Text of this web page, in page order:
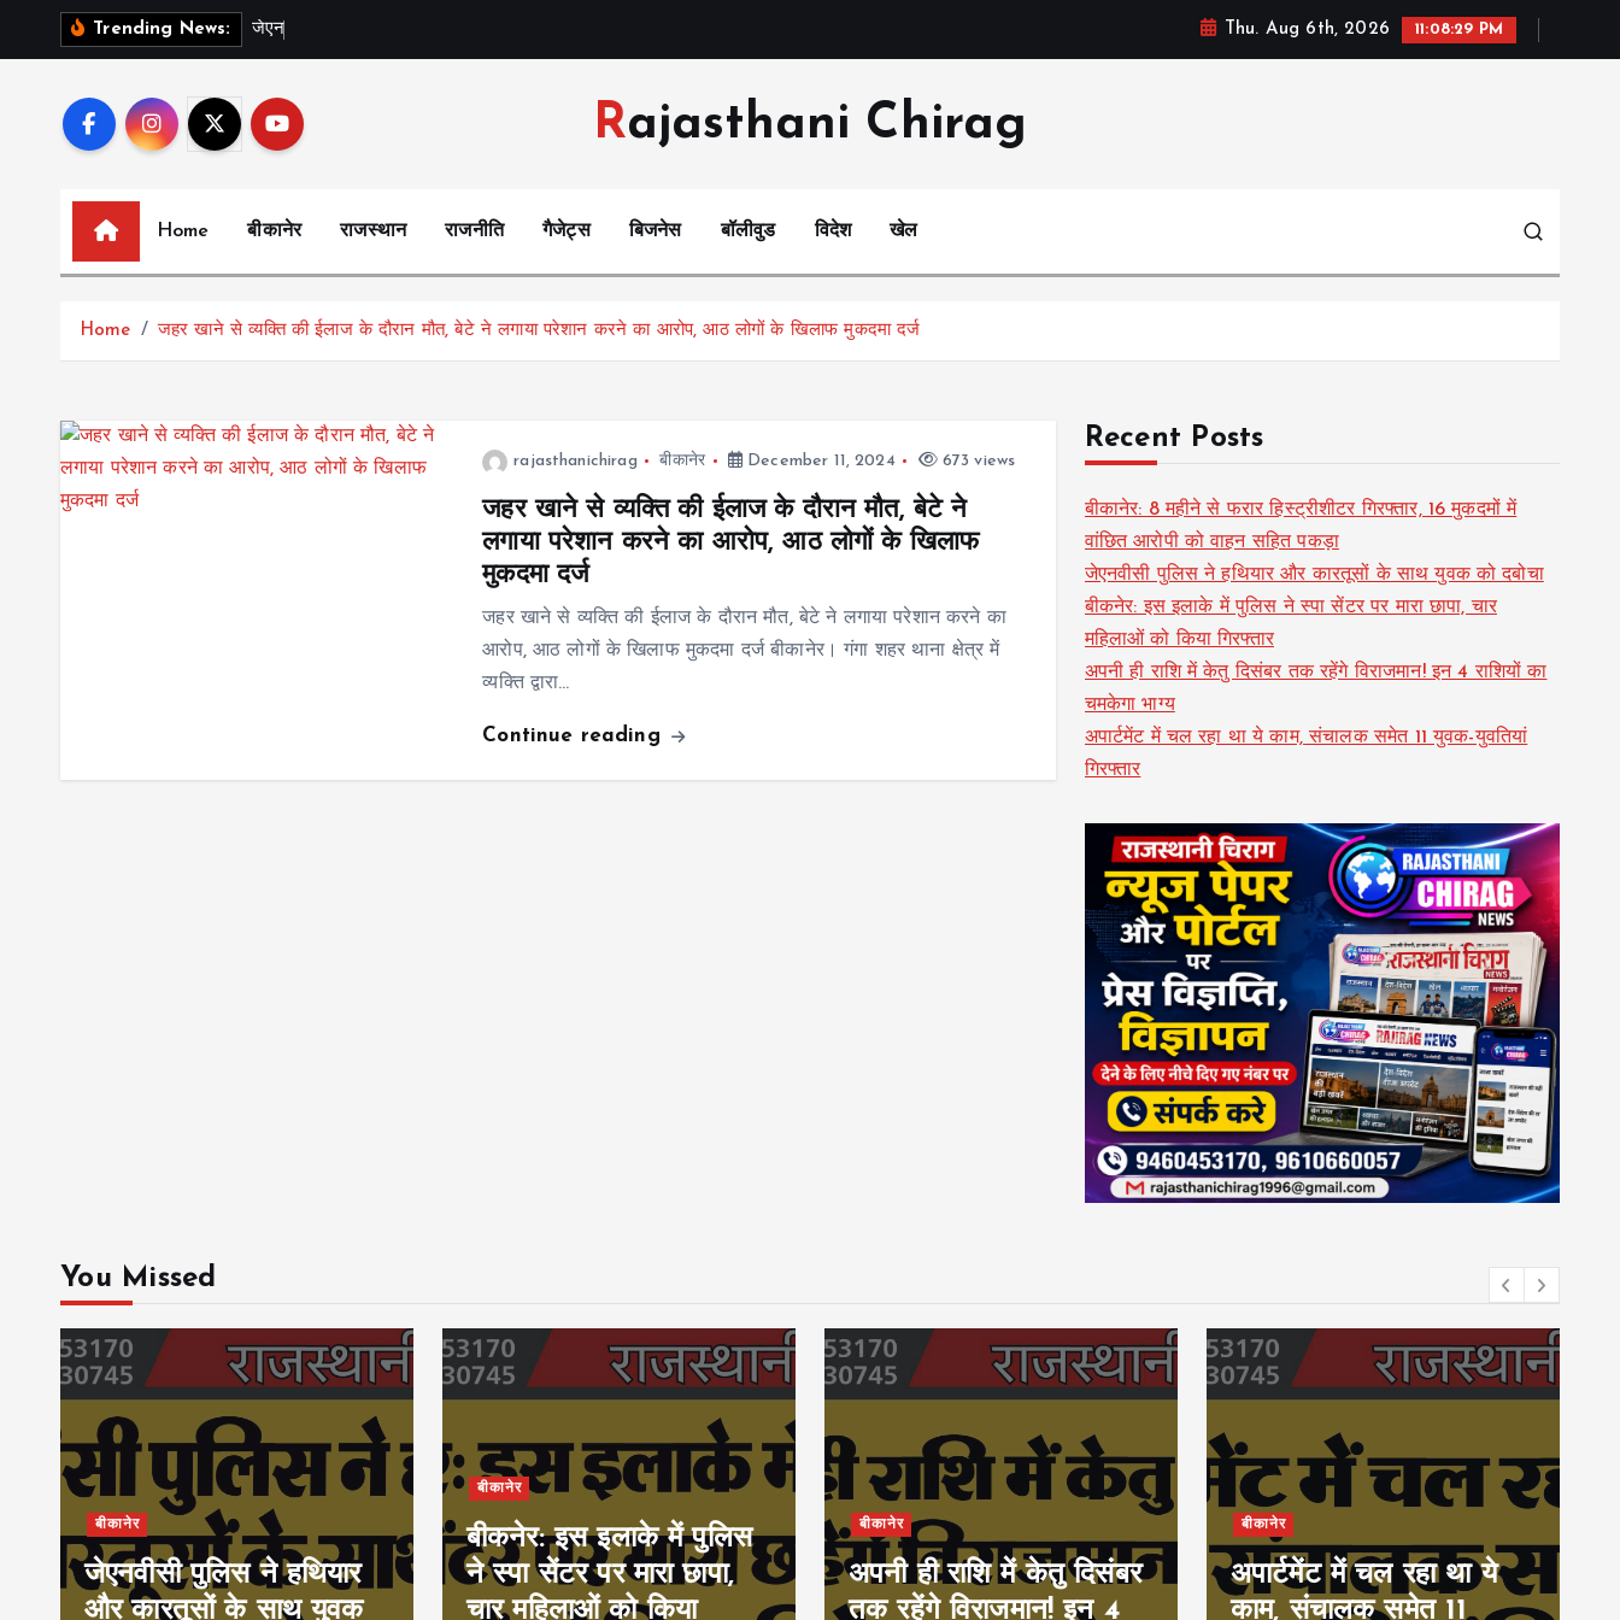
Trending News: जएन Thu. Aug 6th, 2026 11:08:29 PM
Rajasthani Chirag
Home बीकानेर राजस्थान राजनीति गैजेट्स बिजनेस बॉलीवुड विदेश खेल
Home जहर खाने से व्यक्ति की ईलाज के दौरान मौत, बेटे ने लगाया परेशान करने का आरोप, आठ लोगों के खिलाफ मुकदमा दर्ज
rajasthanichirag बीकानेर December 11, 2024 673 views
जहर खाने से व्यक्ति की ईलाज के दौरान मौत, बेटे ने
लगाया परेशान करने का आरोप, आठ लोगों के खिलाफ
मुकदमा दर्ज
जहर खाने से व्यक्ति की ईलाज के दौरान मौत, बेटे ने लगाया परेशान करने का
आरोप, आठ लोगों के खिलाफ मुकदमा दर्ज बीकानेर। गंगा शहर थाना क्षेत्र में
व्यक्ति द्वारा…
Continue reading
Recent Posts
बीकानेर: 8 महीने से फरार हिस्ट्रीशीटर गिरफ्तार, 16 मुकदमों में
वांछित आरोपी को वाहन सहित पकड़ा
जेएनवीसी पुलिस ने हथियार और कारतूसों के साथ युवक को दबोचा
बीकनेर: इस इलाके में पुलिस ने स्पा सेंटर पर मारा छापा, चार
महिलाओं को किया गिरफ्तार
अपनी ही राशि में केतु दिसंबर तक रहेंगे विराजमान! इन 4 राशियों का
चमकेगा भाग्य
अपार्टमेंट में चल रहा था ये काम, संचालक समेत 11 युवक-युवतियां
गिरफ्तार
You Missed
बीकानेर
जेएनवीसी पुलिस ने हथियार
और कारतूसों के साथ युवक
बीकानेर
बीकनेर: इस इलाके में पुलिस
ने स्पा सेंटर पर मारा छापा,
चार महिलाओं को किया
बीकानेर
अपनी ही राशि में केतु दिसंबर
तक रहेंगे विराजमान! इन 4
बीकानेर
अपार्टमेंट में चल रहा था ये
काम, संचालक समेत 11